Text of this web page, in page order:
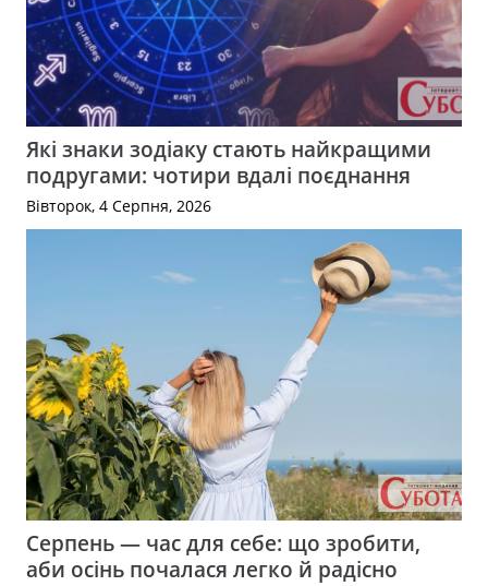
Які знаки зодіаку стають найкращими
подругами: чотири вдалі поєднання
Вівторок, 4 Серпня, 2026
Серпень — час для себе: що зробити,
аби осінь почалася легко й радісно